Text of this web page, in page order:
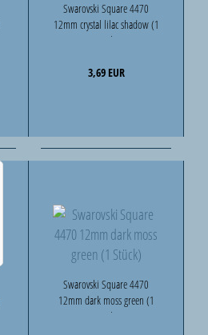
Swarovski Square 4470
12mm crystal lilac shadow (1
Stück)
3,69 EUR
Swarovski Square 4470
12mm dark moss green (1
Stück)